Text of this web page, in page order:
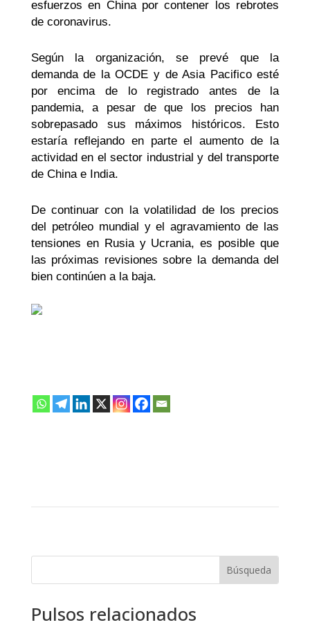
esfuerzos en China por contener los rebrotes
de coronavirus.
Según la organización, se prevé que la
demanda de la OCDE y de Asia Pacifico esté
por encima de lo registrado antes de la
pandemia, a pesar de que los precios han
sobrepasado sus máximos históricos. Esto
estaría reflejando en parte el aumento de la
actividad en el sector industrial y del transporte
de China e India.
De continuar con la volatilidad de los precios
del petróleo mundial y el agravamiento de las
tensiones en Rusia y Ucrania, es posible que
las próximas revisiones sobre la demanda del
bien continúen a la baja.
Pulsos relacionados